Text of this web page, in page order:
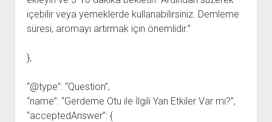
içebilir veya yemeklerde kullanabilirsiniz. Demleme
süresi, aromayı artırmak için önemlidir.”
},
“@type”: “Question”,
“name”: “Gerdeme Otu ile İlgili Yan Etkiler Var mı?”,
“acceptedAnswer”: {